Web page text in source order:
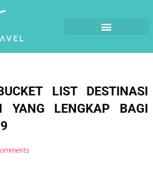
LIST DESTINASI
YANG LENGKAP BAGI